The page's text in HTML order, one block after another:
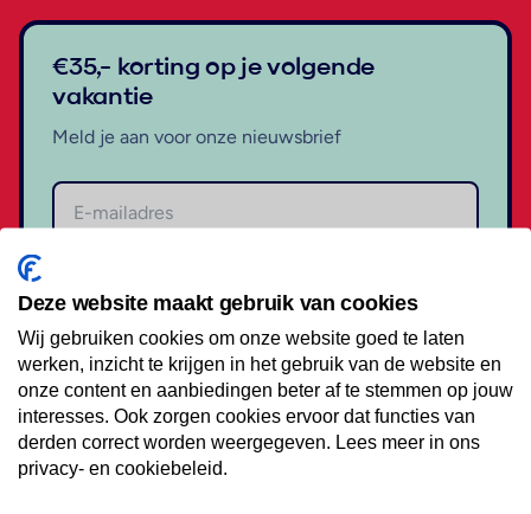
€35,- korting op je volgende
vakantie
Meld je aan voor onze nieuwsbrief
Volg ons op social media
Deze website maakt gebruik van cookies
Wij gebruiken cookies om onze website goed te laten
werken, inzicht te krijgen in het gebruik van de website en
onze content en aanbiedingen beter af te stemmen op jouw
interesses. Ook zorgen cookies ervoor dat functies van
derden correct worden weergegeven. Lees meer in ons
privacy- en cookiebeleid.